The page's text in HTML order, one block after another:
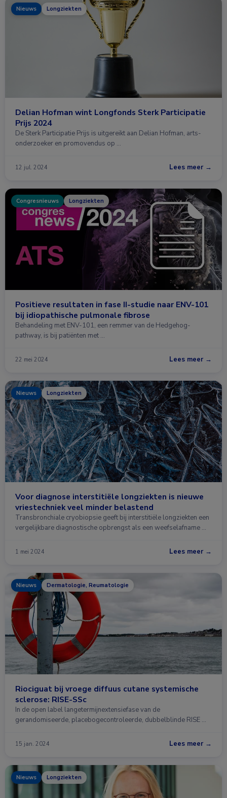
Nieuws Longziekten
Delian Hofman wint Longfonds Sterk Participatie
Prijs 2024
De Sterk Participatie Prijs is uitgereikt aan Delian Hofman, arts-
onderzoeker en promovendus op …
12 jul. 2024 Lees meer →
Congresnieuws Longziekten
Positieve resultaten in fase II-studie naar ENV-101
bij idiopathische pulmonale fibrose
Behandeling met ENV-101, een remmer van de Hedgehog-
pathway, is bij patiënten met …
22 mei 2024 Lees meer →
Nieuws Longziekten
Voor diagnose interstitiële longziekten is nieuwe
vriestechniek veel minder belastend
Transbronchiale cryobiopsie geeft bij interstitiële longziekten een
vergelijkbare diagnostische opbrengst als een weefselafname …
1 mei 2024 Lees meer →
Nieuws Dermatologie, Reumatologie
Riociguat bij vroege diffuus cutane systemische
sclerose: RISE-SSc
In de open label langetermijnextensiefase van de
gerandomiseerde, placebogecontroleerde, dubbelblinde RISE …
15 jan. 2024 Lees meer →
Nieuws Longziekten